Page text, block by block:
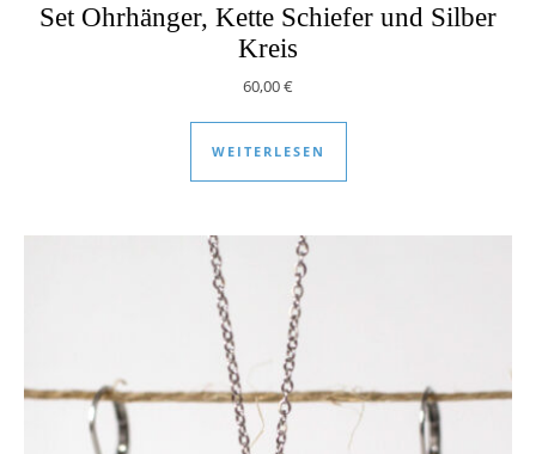
Set Ohrhänger, Kette Schiefer und Silber
Kreis
60,00€
WEITERLESEN